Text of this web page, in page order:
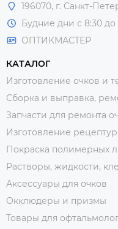
196070, г. Санкт-
Будние дни с 8:30
ОПТИКМАСТЕР
КАТАЛОГ
Изготовление очков и
Сборка и выправка,
Запчасти для ремонта
Изготовление
Покраска полимерных
Растворы, жидкости,
Аксессуары для очков
Окклюдеры и призмы
Товары для